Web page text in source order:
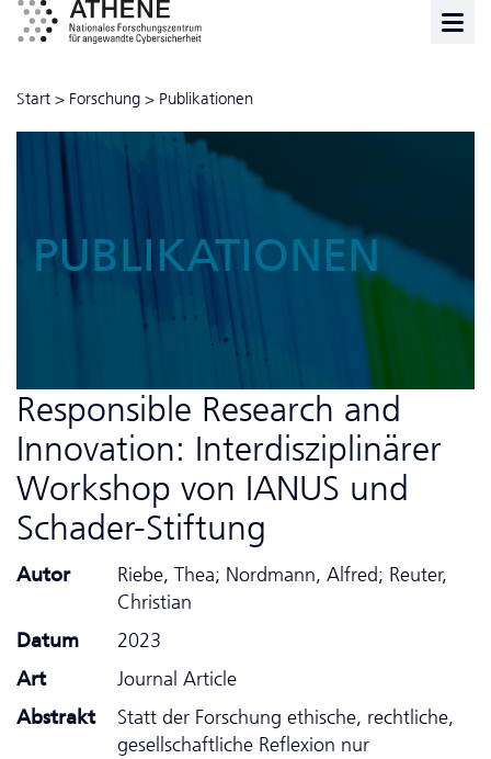
Start > Forschung > Publikationen
PUBLIKATIONEN
Responsible Research and
Innovation: Interdisziplinärer
Workshop von IANUS und
Schader-Stiftung
Autor
Riebe, Thea; Nordmann, Alfred; Reuter,
Christian
Datum
2023
Art
Journal Article
Abstrakt
Statt der Forschung ethische, rechtliche,
gesell­schaft­liche Reflexion nur